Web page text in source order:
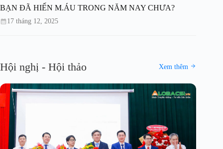
BẠN ĐÃ HIẾN M.ÁU TRONG NĂM NAY CHƯA?
17 tháng 12, 2025
Hội nghị - Hội thảo Xem thêm